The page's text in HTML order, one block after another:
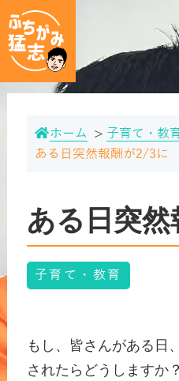
ホーム
子育て・教
ある日突然報酬が2/3に
ある日突
子育て・教育
もし、皆さんがある日
されたらどうしますか？